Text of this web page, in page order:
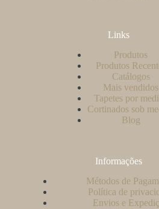
Links
Produtos
Produtos
Catálogos
Mais vendidos
Tapetes por
Cortinados sob
Blog
Informações
Métodos de
Política de
Envios e